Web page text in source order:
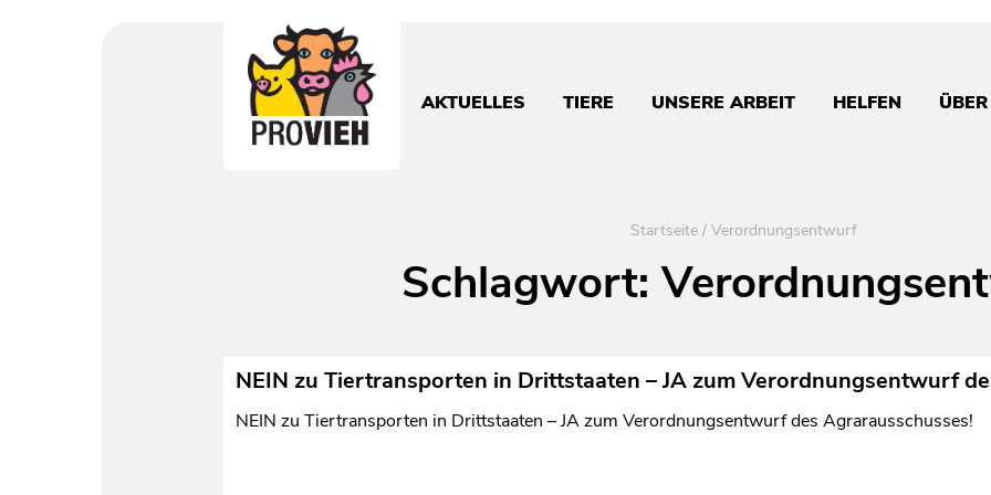
leben.AKTUELLES TIERE UNSERE ARBEIT HELFEN
Startseite/ Verordnungsentwurf
Schlagwort:
NEIN zu Tiertransporten in Drittstaaten – JA zum Verordnungsentwurf
NEIN zu Tiertransporten in Drittstaaten – JA zum Verordnungsentwurf des Agrarausschusses!